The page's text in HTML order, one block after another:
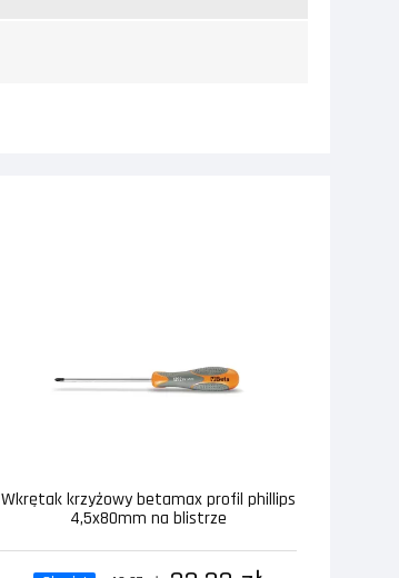
Wkrętak krzyżowy betamax profil phillips
4,5x80mm na blistrze